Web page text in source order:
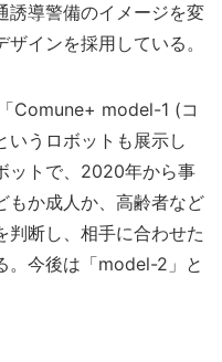
誘導警備のイメージを変
インを採用している。
Comune+ model-1 (コ
いうロボットも展示し
ットで、2020年から事
もか成人か、高齢者など
判断し、相手に合わせた
。今後は「model-2」と